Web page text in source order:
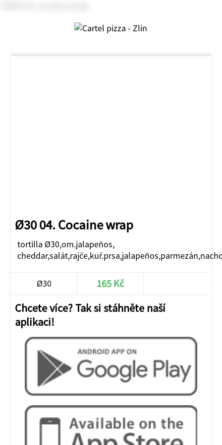
Ø30 04. Cocaine wrap
tortilla Ø30,om.jalapeños,
Ø30 165 Kč
Chcete více? Tak si stáhněte naší
aplikaci!